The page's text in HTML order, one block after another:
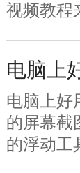
视频教
电脑上
电脑上好
的屏幕截
的浮动工